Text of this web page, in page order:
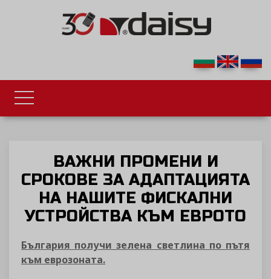
ВАЖНИ ПРОМЕНИ И
СРОКОВЕ ЗА АДАПТАЦИЯТА
НА НАШИТЕ ФИСКАЛНИ
УСТРОЙСТВА КЪМ ЕВРОТО
България получи зелена светлина по пътя
към еврозоната.